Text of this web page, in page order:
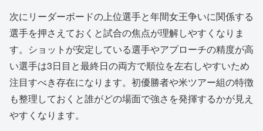
次にリーダーボードの上位選手と年間女王争いに関係する
選手を押さえておくと試合の焦点が理解しやすくなりま
す。ショットが安定している選手やアプローチの精度が高
い選手は3日目と最終日の両方で順位を左右しやすいため
注目すべき存在になります。初優勝者や米ツアー組の特徴
も整理しておくと誰がどの場面で強さを発揮するかが見え
やすくなります。